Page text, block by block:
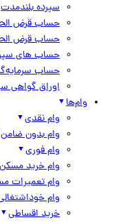
سپرده بلندمدت
حساب قرض
حساب قرض
حساب های سپرده
حساب
اوراق گواهی سپرده
وام‌ها
وام نقدی
وام بدون ضامن
وام فوری
وام خرید مسکن
وام تعمیرات مسکن
وام خوداشتغالی
خرید اقساطی